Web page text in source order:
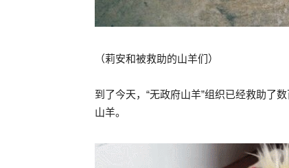
（莉安和被救助的山羊们）
到了今天，“无政府山羊”组织已经救助了
山羊。